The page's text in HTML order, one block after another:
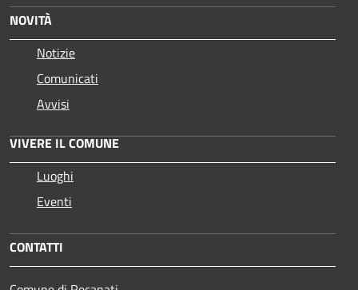
NOVITÀ
Notizie
Comunicati
Avvisi
VIVERE IL COMUNE
Luoghi
Eventi
CONTATTI